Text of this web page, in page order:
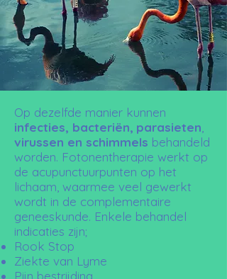
Op dezelfde manier kunnen
infecties, bacteriën, parasieten
virussen en schimmels behandeld
worden. Fotonentherapie werkt op
de acupunctuurpunten op het
lichaam, waarmee veel gewerkt
wordt in de complementaire
geneeskunde. Enkele behandel
indicaties zijn;
Rook Stop
Ziekte van Lyme
Pijn bestrijding